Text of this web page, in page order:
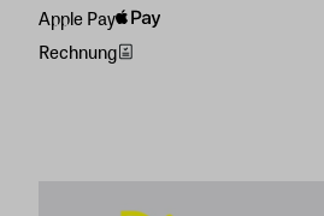
Apple Pay
Rechnung